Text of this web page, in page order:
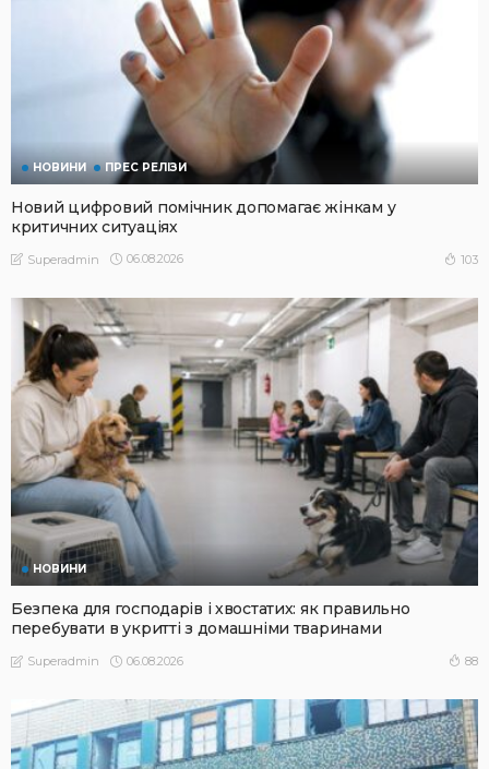
НОВИНИ ПРЕС РЕЛІЗИ
Новий цифровий помічник допомагає жінкам у
критичних ситуаціях
Superadmin 06.08.2026 103
НОВИНИ
Безпека для господарів і хвостатих: як правильно
перебувати в укритті з домашніми тваринами
Superadmin 06.08.2026 88